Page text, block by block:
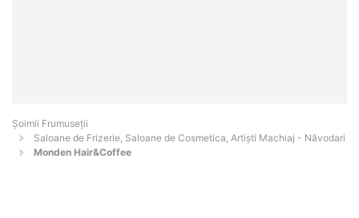
Șoimii Frumuseții
Saloane de Frizerie, Saloane de Cosmetica, Artiști Machiaj - Năvodari
Monden Hair&Coffee